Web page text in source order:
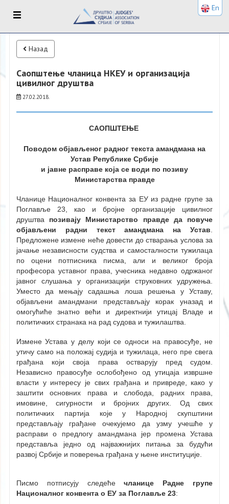
Назад
Саопштење чланица НКЕУ и организација
цивилног друштва
27.02.2018.
САОПШТЕЊЕ
Поводом објављеног радног текста амандмана на
Устав Републике Србије
и јавне расправе која се води по позиву
Министарства правде
Чланице Националног конвента за ЕУ из радне групе за
Поглавље 23, као и бројне организације цивилног
друштва позивају Министарство правде да повуче
објављени радни текст амандмана на Устав.
Предложене измене неће довести до стварања услова за
јачање независности судства и самосталности тужилаца
по оцени потписника писма, али и великог броја
професора уставног права, учесника недавно одржаног
јавног слушања у организацији струковних удружења.
Уместо да мењају садашња лоша решења у Уставу,
објављени амандмани представљају корак уназад и
омогућиће знатно већи и директнији утицај Владе и
политичких странака на рад судова и тужилаштва.
Измене Устава у делу који се односи на правосуђе, не
утичу само на положај судија и тужилаца, него пре свега
грађана који своја права остварују пред судом.
Независно правосуђе ослобођено од утицаја извршне
власти у интересу је свих грађана и привреде, како у
заштити основних права и слобода, радних права,
имовине, сигурности и бројних других. Од свих
политичких партија које у Народној скупштини
представљају грађане очекујемо да узму учешће у
расправи о предлогу амандмана јер промена Устава
представља једно од најважнијих питања за будући
развој Србије и поверења грађана у њене институције.
Писмо потписују следећечланице
Радне групе
Националног конвента о ЕУ за Поглавље 23:
En